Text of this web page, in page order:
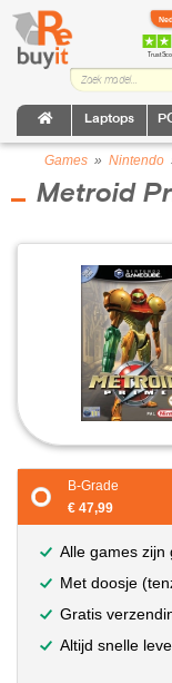
Laptops
Games » Nintendo
Metroid
B-Grade
€ 47,99
Alle games zijn
Met doosje
Gratis
Altijd snelle